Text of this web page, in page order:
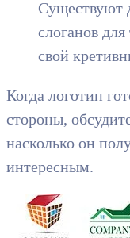
Существуют
слоганов
свой
Когда логотип
стороны,
насколько он
интересным.